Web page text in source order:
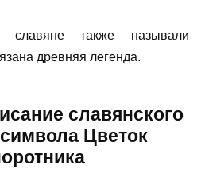
славяне также называли
древняя легенда.
славянского
Цветок